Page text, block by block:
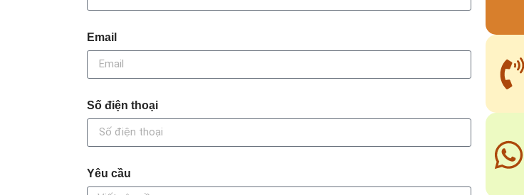
Email
Số điện thoại
Yêu cầu